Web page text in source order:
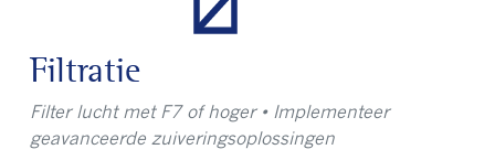
Filtratie
Filter lucht met F7 of hoger • Implementeer
geavanceerde zuiveringsoplossingen